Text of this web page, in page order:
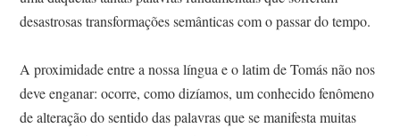
desastrosas transformações semânticas com o passar do tempo.
A proximidade entre a nossa língua e o latim de Tomás não nos
deve enganar: ocorre, como dizíamos, um conhecido fenômeno
de alteração do sentido das palavras que se manifesta muitas